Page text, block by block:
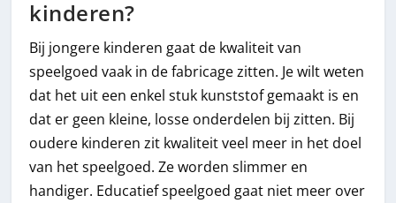
kinderen?
Bij jongere kinderen gaat de kwaliteit van
speelgoed vaak in de fabricage zitten. Je wilt weten
dat het uit een enkel stuk kunststof gemaakt is en
dat er geen kleine, losse onderdelen bij zitten. Bij
oudere kinderen zit kwaliteit veel meer in het doel
van het speelgoed. Ze worden slimmer en
handiger. Educatief speelgoed gaat niet meer over